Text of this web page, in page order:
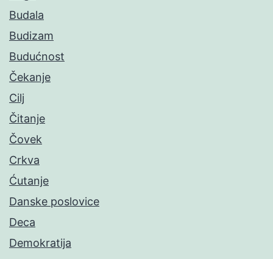
Budala
Budizam
Budućnost
Čekanje
Cilj
Čitanje
Čovek
Crkva
Ćutanje
Danske poslovice
Deca
Demokratija